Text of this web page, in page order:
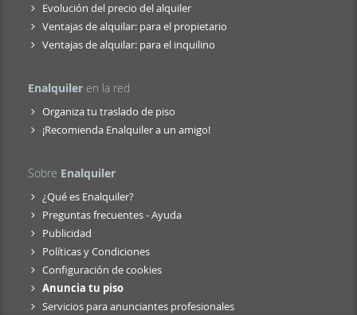
Evolución del precio del alquiler
Ventajas de alquilar: para el propietario
Ventajas de alquilar: para el inquilino
Enalquiler en la red
Organiza tu traslado de piso
¡Recomienda Enalquiler a un amigo!
Sobre Enalquiler
¿Qué es Enalquiler?
Preguntas frecuentes - Ayuda
Publicidad
Políticas y Condiciones
Configuración de cookies
Anuncia tu piso
Servicios para anunciantes profesionales